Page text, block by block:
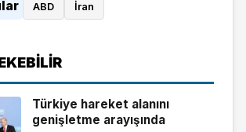
ABD İran
Türkiye hareket alanını
genişletme arayışında